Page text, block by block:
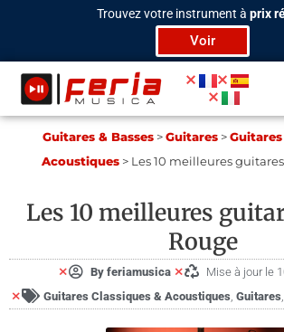
Trouvez votre instrument à prix
Voir
Gui­tares & Basses> Guitares> Guitares
Acoustiques> Les 10 meilleures
Les 10 meilleures
Rouge
By feriamusica
Mise à jour le
Guitares Classiques & Acoustiques, Guitares,